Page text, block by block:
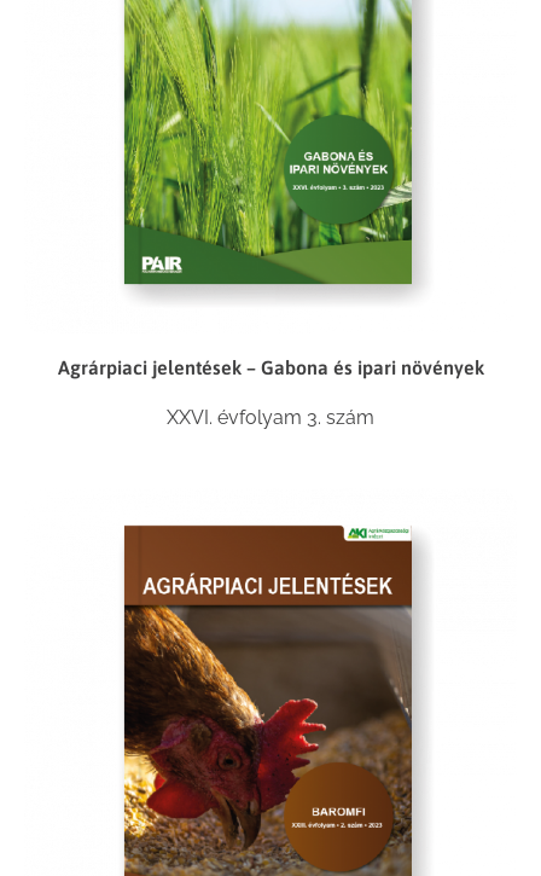
Agrárpiaci jelentések – Gabona és ipari növények
XXVI. évfolyam 3. szám